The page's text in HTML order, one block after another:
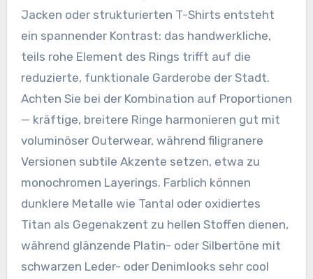
Jacken oder strukturierten T-Shirts entsteht
ein spannender Kontrast: das handwerkliche,
teils rohe Element des Rings trifft auf die
reduzierte, funktionale Garderobe der Stadt.
Achten Sie bei der Kombination auf Proportionen
— kräftige, breitere Ringe harmonieren gut mit
voluminöser Outerwear, während filigranere
Versionen subtile Akzente setzen, etwa zu
monochromen Layerings. Farblich können
dunklere Metalle wie Tantal oder oxidiertes
Titan als Gegenakzent zu hellen Stoffen dienen,
während glänzende Platin- oder Silbertöne mit
schwarzen Leder- oder Denimlooks sehr cool